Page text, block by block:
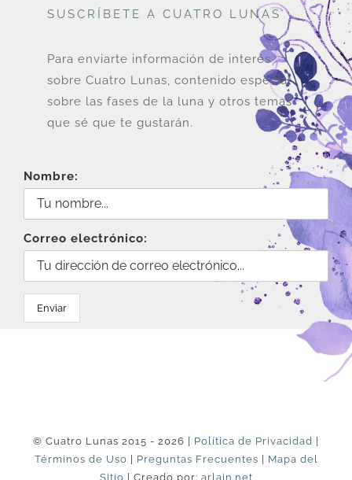
SUSCRÍBETE A CUATRO LUNAS
Para enviarte información de interés
sobre Cuatro Lunas, contenido especial
sobre las fases de la luna y otros temas
que sé que te gustarán.
Nombre:
Correo electrónico:
© Cuatro Lunas 2015 - 2026 | Política de Privacidad
Términos de Uso
Preguntas Frecuentes
Mapa del
Sitio | Creado por: arlain.net